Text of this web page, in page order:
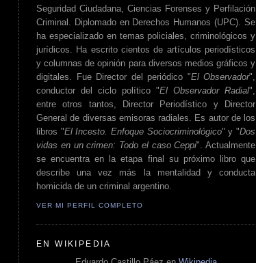
Seguridad Ciudadana, Ciencias Forenses y Perfilación
Criminal. Diplomado en Derechos Humanos (UPC). Se
ha especializado en temas policiales, criminológicos y
jurídicos. Ha escrito cientos de artículos periodísticos
y columnas de opinión para diversos medios gráficos y
digitales. Fue Director del periódico "El Observador",
conductor del ciclo político "El Observador Radial",
entre otros tantos, Director Periodístico y Director
General de diversas emisoras radiales. Es autor de los
libros "El Incesto. Enfoque Sociocriminológico" y "Dos
vidas en un crimen: Todo el caso Ceppi". Actualmente
se encuentra en la etapa final su próximo libro que
describe una vez más la mentalidad y conducta
homicida de un criminal argentino.
VER MI PERFIL COMPLETO
EN WIKIPEDIA